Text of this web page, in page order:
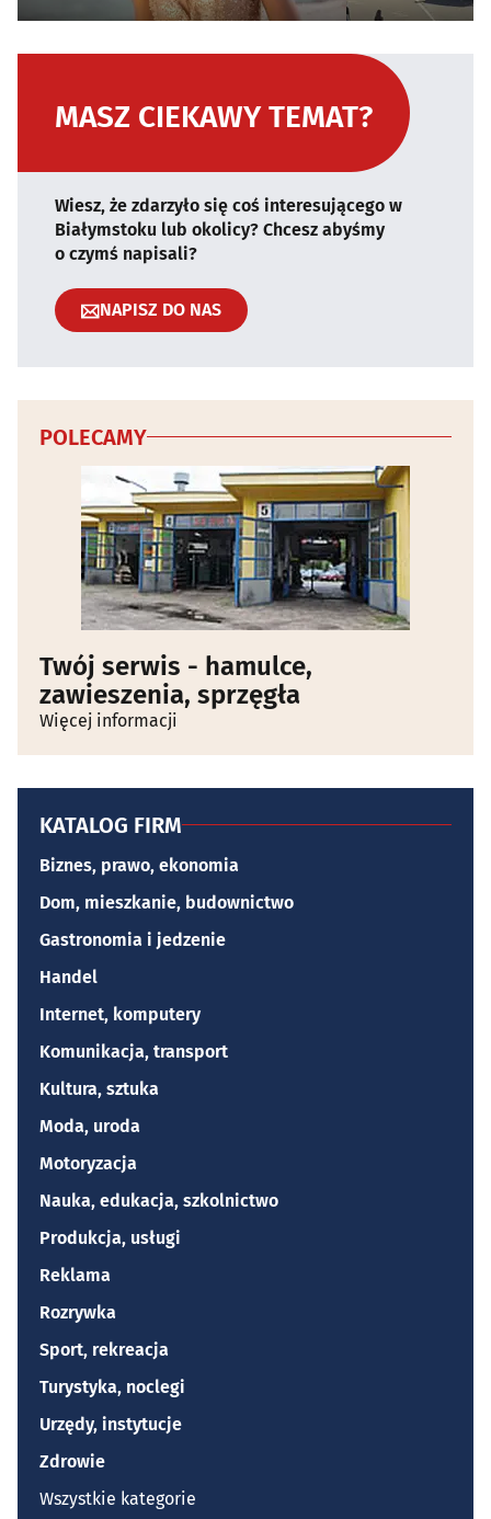
MASZ CIEKAWY TEMAT?
Wiesz, że zdarzyło się coś interesującego w
Białymstoku lub okolicy? Chcesz abyśmy
o czymś napisali?
NAPISZ DO NAS
POLECAMY
Twój serwis - hamulce,
zawieszenia, sprzęgła
Więcej informacji
KATALOG FIRM
Biznes, prawo, ekonomia
Dom, mieszkanie, budownictwo
Gastronomia i jedzenie
Handel
Internet, komputery
Komunikacja, transport
Kultura, sztuka
Moda, uroda
Motoryzacja
Nauka, edukacja, szkolnictwo
Produkcja, usługi
Reklama
Rozrywka
Sport, rekreacja
Turystyka, noclegi
Urzędy, instytucje
Zdrowie
Wszystkie kategorie